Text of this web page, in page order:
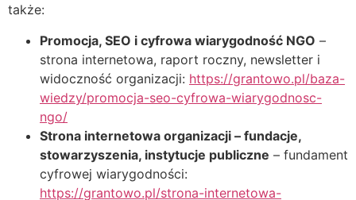
także:
Promocja, SEO i cyfrowa wiarygodność NGO –
strona internetowa, raport roczny, newsletter i
widoczność organizacji: https://grantowo.pl/baza-
wiedzy/promocja-seo-cyfrowa-wiarygodnosc-
ngo/
Strona internetowa organizacji – fundacje,
stowarzyszenia, instytucje publiczne – fundament
cyfrowej wiarygodności:
https://grantowo.pl/strona-internetowa-